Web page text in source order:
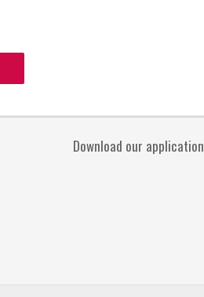
Download our application